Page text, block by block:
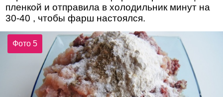
пленкой и отправила в холодильник минут на
30-40 , чтобы фарш настоялся.
Фото 5